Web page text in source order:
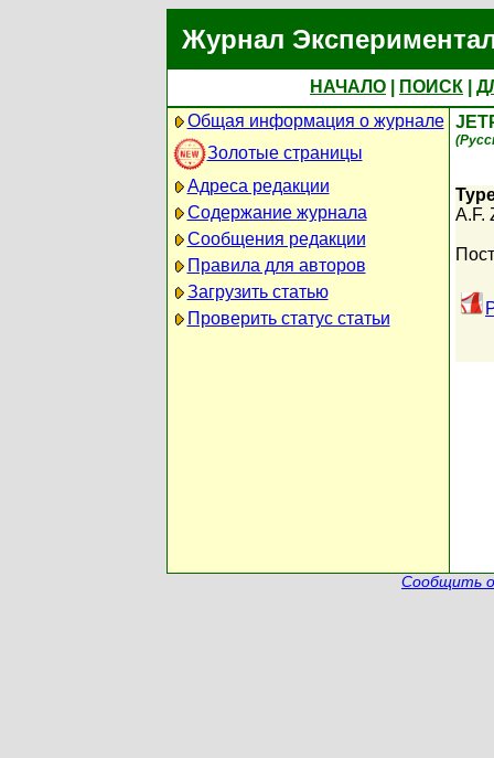
Журнал
НАЧАЛО ПОИСК
Общая информация о журнале
Золотые страницы
Адреса редакции
Содержание журнала
Сообщения редакции
Правила для авторов
Загрузить статью
Проверить статус статьи
A.F.
Сообщить о